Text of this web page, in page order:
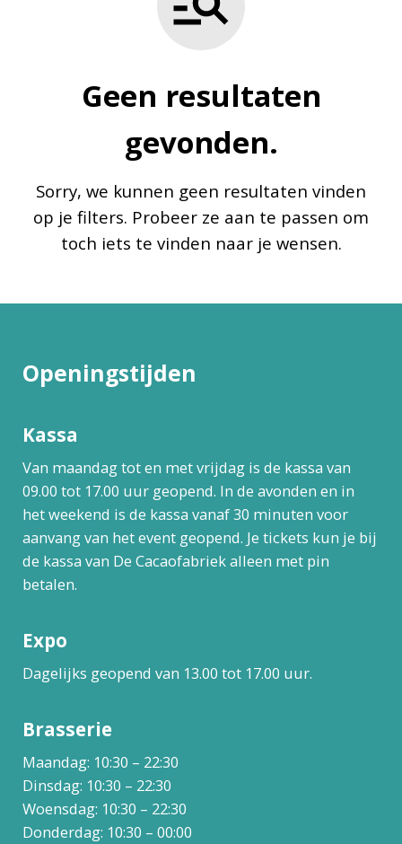
Geen resultaten
gevonden.
Sorry, we kunnen geen resultaten vinden
op je filters. Probeer ze aan te passen om
toch iets te vinden naar je wensen.
Openingstijden
Kassa
Van maandag tot en met vrijdag is de kassa van
09.00 tot 17.00 uur geopend. In de avonden en in
het weekend is de kassa vanaf 30 minuten voor
aanvang van het event geopend. Je tickets kun je bij
de kassa van De Cacaofabriek alleen met pin
betalen.
Expo
Dagelijks geopend van 13.00 tot 17.00 uur.
Brasserie
Maandag: 10:30 – 22:30
Dinsdag: 10:30 – 22:30
Woensdag: 10:30 – 22:30
Donderdag: 10:30 – 00:00